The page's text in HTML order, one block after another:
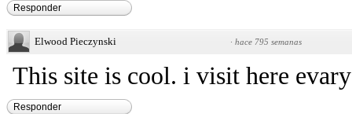
Responder
Elwood Pieczynski · hace 795 semanas
This site is cool. i visit here
Responder